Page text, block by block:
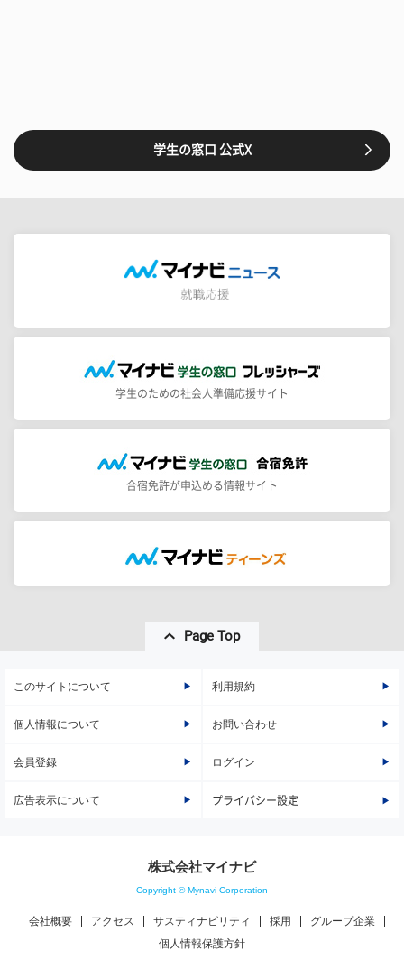
学生の窓口 公式X
学生のための社会人準備応援サイト
合宿免許が申込める情報サイト
Page Top
このサイトについて 利用規約
個人情報について お問い合わせ
会員登録 ログイン
広告表示について プライバシー設定
株式会社マイナビ
Copyright © Mynavi Corporation
会社概要 アクセス サスティナビリティ 採用
グループ企業
個人情報保護方針